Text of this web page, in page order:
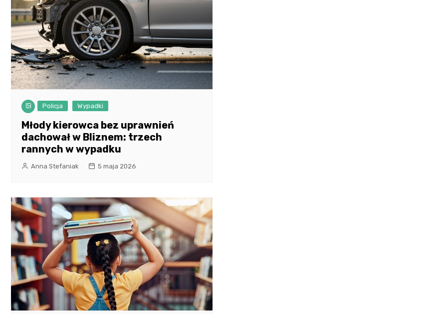
Policja Wypadki
Młody kierowca bez uprawnień
dachował w Bliznem: trzech
rannych w wypadku
Anna Stefaniak 5 maja 2026